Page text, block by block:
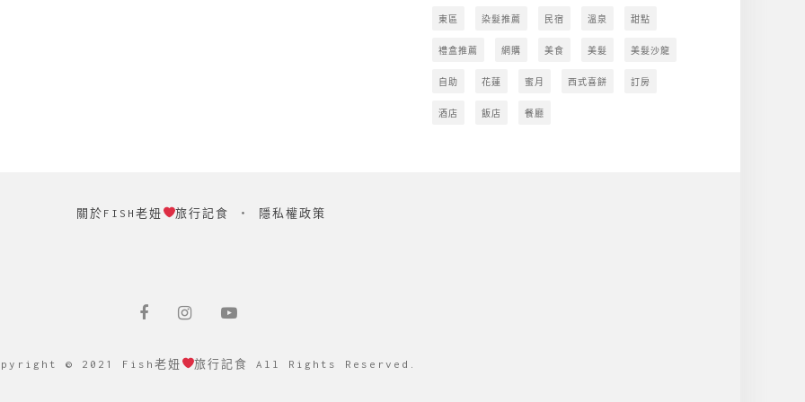
東區 染髮推薦 民宿 溫泉 甜點
禮盒推薦 網購 美食 美髮 美髮沙龍
自助 花蓮 蜜月 西式喜餅 訂房
酒店 飯店 餐廳
關於FISH老妞 旅行記食 ‧ 隱私權政策
© 2021 Fish老妞 旅行記食 All Rights Reserved.